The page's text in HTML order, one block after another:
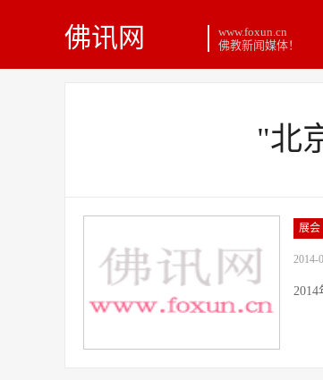
佛讯网
www.foxun.cn
佛教新闻媒体！
"北
展会
2014-